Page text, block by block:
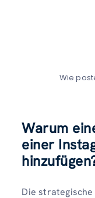
Wie
Warum
einer
Die